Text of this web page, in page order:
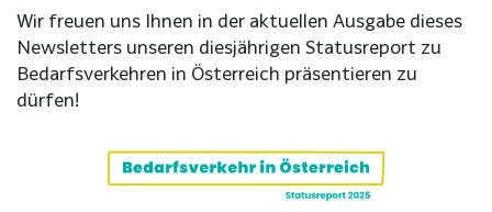
Wir freuen uns Ihnen in der aktuellen Ausgabe dieses
Newsletters unseren diesjährigen Statusreport zu
Bedarfsverkehren in Österreich präsentieren zu
dürfen!